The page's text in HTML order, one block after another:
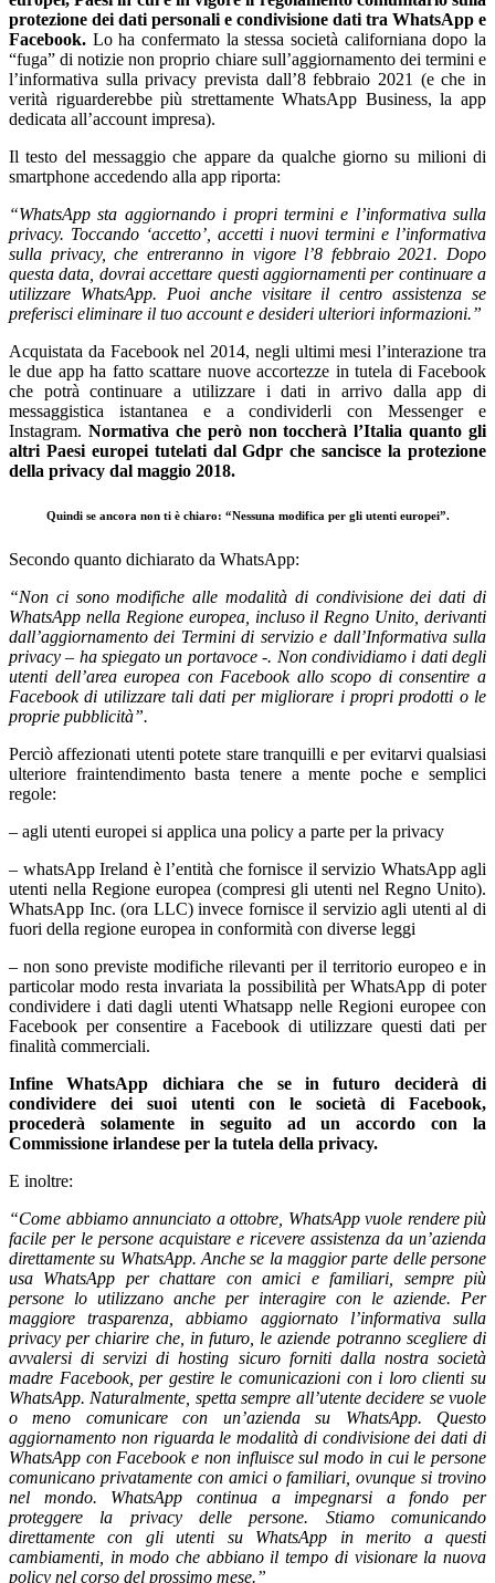
protezione dei dati personali e condivisione dati tra WhatsApp e
Facebook. Lo ha confermato la stessa società californiana dopo la
“fuga” di notizie non proprio chiare sull’aggiornamento dei termini e
l’informativa sulla privacy prevista dall’8 febbraio 2021 (e che in
verità riguarderebbe più strettamente WhatsApp Business, la app
dedicata all’account impresa).
Il testo del messaggio che appare da qualche giorno su milioni di
smartphone accedendo alla app riporta:
“WhatsApp sta aggiornando i propri termini e l’informativa sulla
privacy. Toccando ‘accetto’, accetti i nuovi termini e l’informativa
sulla privacy, che entreranno in vigore l’8 febbraio 2021. Dopo
questa data, dovrai accettare questi aggiornamenti per continuare a
utilizzare WhatsApp. Puoi anche visitare il centro assistenza se
preferisci eliminare il tuo account e desideri ulteriori informazioni.”
Acquistata da Facebook nel 2014, negli ultimi mesi l’interazione tra
le due app ha fatto scattare nuove accortezze in tutela di Facebook
che potrà continuare a utilizzare i dati in arrivo dalla app di
messaggistica istantanea e a condividerli con Messenger e
Instagram. Normativa che però non toccherà l’Italia quanto gli
altri Paesi europei tutelati dal Gdpr che sancisce la protezione
della privacy dal maggio 2018.
Quindi se ancora non ti è chiaro: “Nessuna modifica per gli utenti europei”.
Secondo quanto dichiarato da WhatsApp:
“Non ci sono modifiche alle modalità di condivisione dei dati di
WhatsApp nella Regione europea, incluso il Regno Unito, derivanti
dall’aggiornamento dei Termini di servizio e dall’Informativa sulla
privacy – ha spiegato un portavoce -. Non condividiamo i dati degli
utenti dell’area europea con Facebook allo scopo di consentire a
Facebook di utilizzare tali dati per migliorare i propri prodotti o le
proprie pubblicità”.
Perciò affezionati utenti potete stare tranquilli e per evitarvi qualsiasi
ulteriore fraintendimento basta tenere a mente poche e semplici
regole:
– agli utenti europei si applica una policy a parte per la privacy
– whatsApp Ireland è l’entità che fornisce il servizio WhatsApp agli
utenti nella Regione europea (compresi gli utenti nel Regno Unito).
WhatsApp Inc. (ora LLC) invece fornisce il servizio agli utenti al di
fuori della regione europea in conformità con diverse leggi
– non sono previste modifiche rilevanti per il territorio europeo e in
particolar modo resta invariata la possibilità per WhatsApp di poter
condividere i dati dagli utenti Whatsapp nelle Regioni europee con
Facebook per consentire a Facebook di utilizzare questi dati per
finalità commerciali.
Infine WhatsApp dichiara che se in futuro deciderà di
condividere dei suoi utenti con le società di Facebook,
procederà solamente in seguito ad un accordo con la
Commissione irlandese per la tutela della privacy.
E inoltre:
“Come abbiamo annunciato a ottobre, WhatsApp vuole rendere più
facile per le persone acquistare e ricevere assistenza da un’azienda
direttamente su WhatsApp. Anche se la maggior parte delle persone
usa WhatsApp per chattare con amici e familiari, sempre più
persone lo utilizzano anche per interagire con le aziende. Per
maggiore trasparenza, abbiamo aggiornato l’informativa sulla
privacy per chiarire che, in futuro, le aziende potranno scegliere di
avvalersi di servizi di hosting sicuro forniti dalla nostra società
madre Facebook, per gestire le comunicazioni con i loro clienti su
WhatsApp. Naturalmente, spetta sempre all’utente decidere se vuole
o meno comunicare con un’azienda su WhatsApp. Questo
aggiornamento non riguarda le modalità di condivisione dei dati di
WhatsApp con Facebook e non influisce sul modo in cui le persone
comunicano privatamente con amici o familiari, ovunque si trovino
nel mondo. WhatsApp continua a impegnarsi a fondo per
proteggere la privacy delle persone. Stiamo comunicando
direttamente con gli utenti su WhatsApp in merito a questi
cambiamenti, in modo che abbiano il tempo di visionare la nuova
policy nel corso del prossimo mese.”